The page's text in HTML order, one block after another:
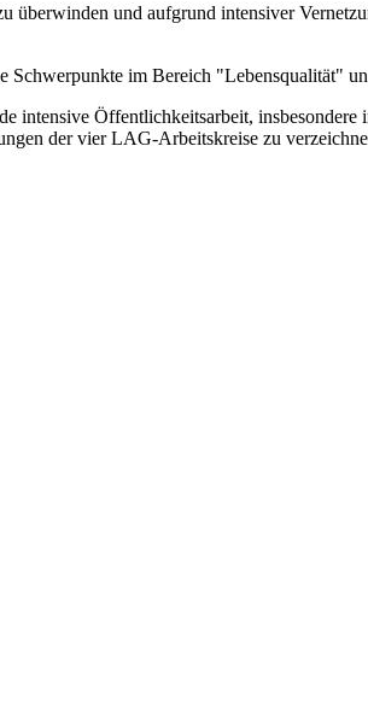
überwinden und aufgrund intensiver
im Bereich "Lebensqualität"
intensive Öffentlichkeitsarbeit, insbesondere
der vier LAG-Arbeitskreise zu